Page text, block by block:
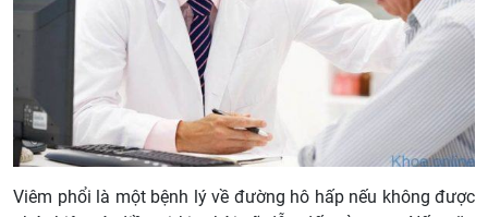
Viêm phổi là một bệnh lý về đường hô hấp nếu không được